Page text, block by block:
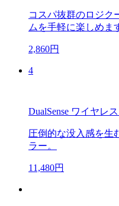
コスパ抜群のロジク
ムを手軽に楽しめま
2,860円
4
DualSense ワイヤレ
圧倒的な没入感を生
ラー。
11,480円